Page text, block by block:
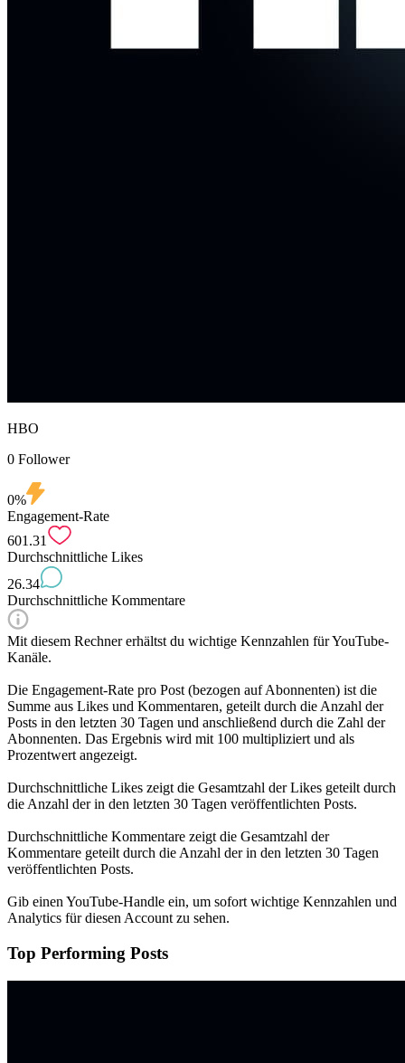
HBO
0 Follower
0%
Engagement-Rate
601.31
Durchschnittliche Likes
26.34
Durchschnittliche Kommentare
Mit diesem Rechner erhältst du wichtige Kennzahlen für YouTube-
Kanäle.
Die Engagement-Rate pro Post (bezogen auf Abonnenten) ist die
Summe aus Likes und Kommentaren, geteilt durch die Anzahl der
Posts in den letzten 30 Tagen und anschließend durch die Zahl der
Abonnenten. Das Ergebnis wird mit 100 multipliziert und als
Prozentwert angezeigt.
Durchschnittliche Likes zeigt die Gesamtzahl der Likes geteilt durch
die Anzahl der in den letzten 30 Tagen veröffentlichten Posts.
Durchschnittliche Kommentare zeigt die Gesamtzahl der
Kommentare geteilt durch die Anzahl der in den letzten 30 Tagen
veröffentlichten Posts.
Gib einen YouTube-Handle ein, um sofort wichtige Kennzahlen und
Analytics für diesen Account zu sehen.
Top Performing Posts